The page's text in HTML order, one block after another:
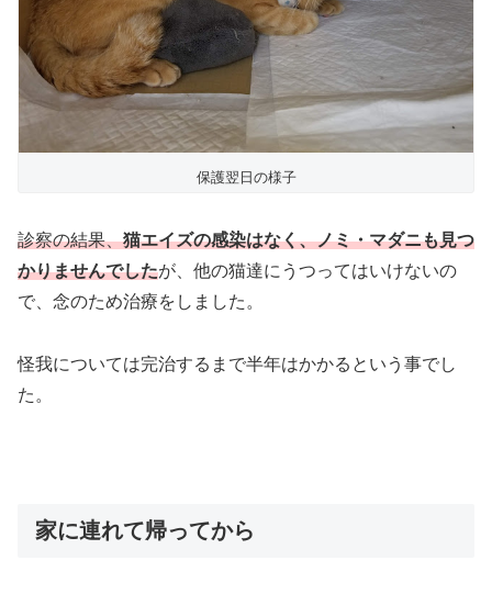
保護翌日の様子
診察の結果、猫エイズの感染はなく、ノミ・マダニも見つ
かりませんでしたが、他の猫達にうつってはいけないの
で、念のため治療をしました。
怪我については完治するまで半年はかかるという事でし
た。
家に連れて帰ってから